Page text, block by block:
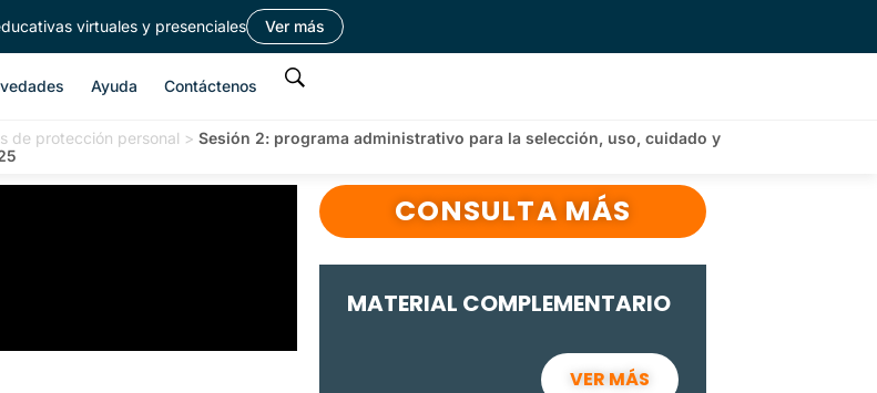
virtuales y presenciales Ver más
Ayuda Contáctenos
de protección personal > Sesión 2: programa administrativo para la selección, uso, cuidado y
CONSULTA MÁS
MATERIAL COMPLEMENTARIO
VER MÁS